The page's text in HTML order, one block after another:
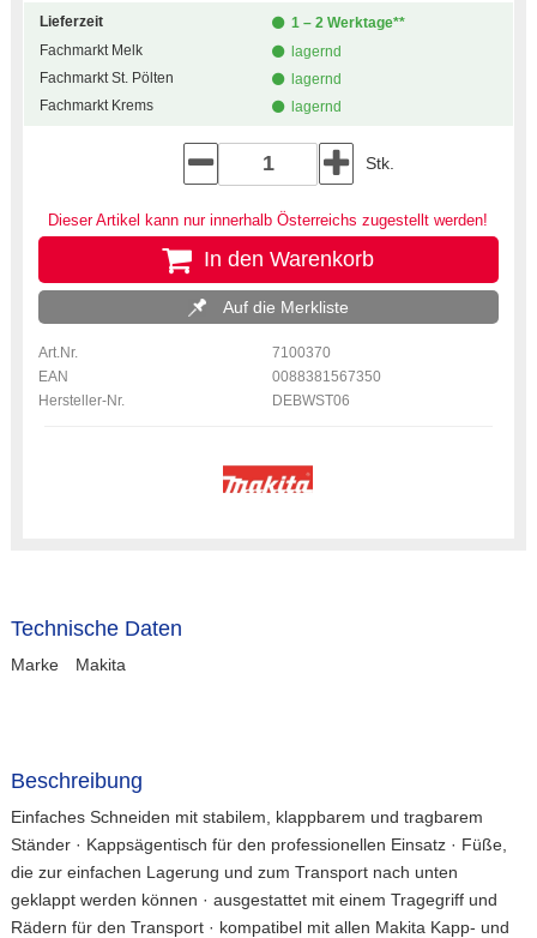
Lieferzeit
1 – 2 Werktage**
Fachmarkt Melk
lagernd
Fachmarkt St. Pölten
lagernd
Fachmarkt Krems
lagernd
Stk.
Dieser Artikel kann nur innerhalb Österreichs zugestellt werden!
In den Warenkorb
Auf die Merkliste
Art.Nr.
7100370
EAN
0088381567350
Hersteller-Nr.
DEBWST06
Technische Daten
Marke Makita
Beschreibung
Einfaches Schneiden mit stabilem, klappbarem und tragbarem
Ständer · Kappsägentisch für den professionellen Einsatz · Füße,
die zur einfachen Lagerung und zum Transport nach unten
geklappt werden können · ausgestattet mit einem Tragegriff und
Rädern für den Transport · kompatibel mit allen Makita Kapp- und